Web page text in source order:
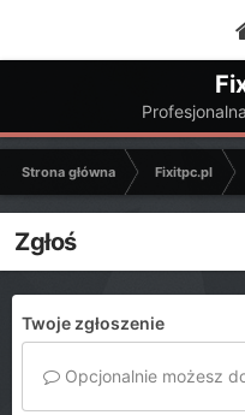
Strona główna Fixitpc.pl
Zgłoś
Twoje zgłoszenie
Opcjonalnie możesz